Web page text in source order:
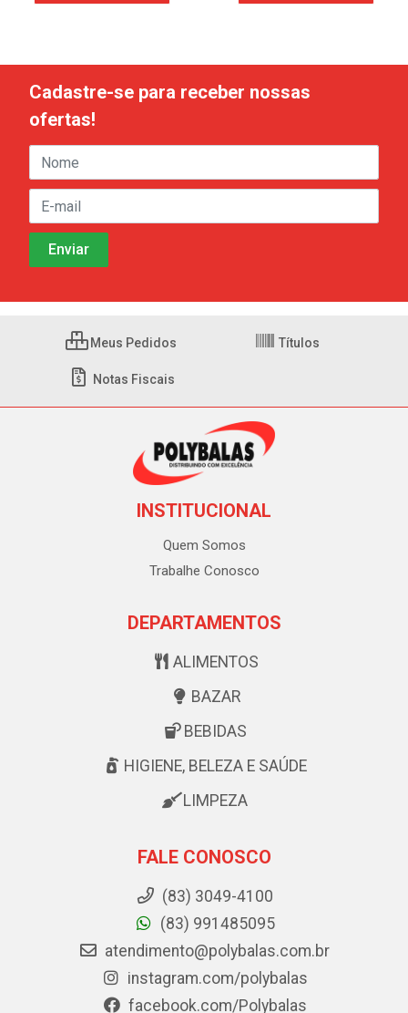
Cadastre-se para receber nossas
ofertas!
Meus Pedidos Títulos
Notas Fiscais
INSTITUCIONAL
Quem Somos
Trabalhe Conosco
DEPARTAMENTOS
ALIMENTOS
BAZAR
BEBIDAS
HIGIENE, BELEZA E SAÚDE
LIMPEZA
FALE CONOSCO
(83) 3049-4100
(83) 991485095
atendimento@polybalas.com.br
instagram.com/polybalas
facebook.com/Polybalas